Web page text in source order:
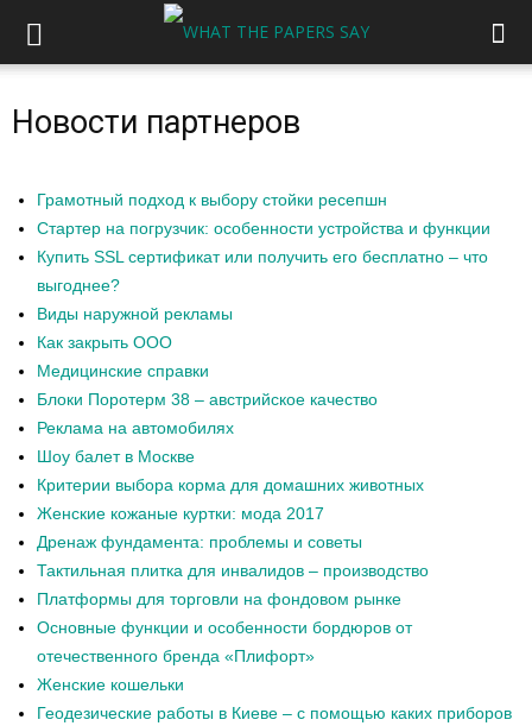
Новости партнеров
Грамотный подход к выбору стойки ресепшн
Стартер на погрузчик: особенности устройства и функции
Купить SSL сертификат или получить его бесплатно – что
выгоднее?
Виды наружной рекламы
Как закрыть ООО
Медицинские справки
Блоки Поротерм 38 – австрийское качество
Реклама на автомобилях
Шоу балет в Москве
Критерии выбора корма для домашних животных
Женские кожаные куртки: мода 2017
Дренаж фундамента: проблемы и советы
Тактильная плитка для инвалидов – производство
Платформы для торговли на фондовом рынке
Основные функции и особенности бордюров от
отечественного бренда «Плифорт»
Женские кошельки
Геодезические работы в Киеве – с помощью каких приборов